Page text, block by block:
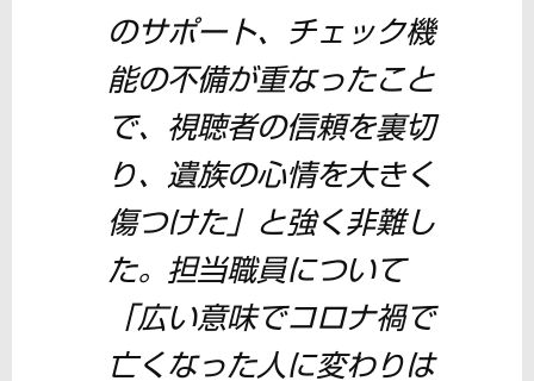
のサポート、チェック機
能の不備が重なったこと
で、視聴者の信頼を裏切
り、遺族の心情を大きく
傷つけた」と強く非難し
た。担当職員について
「広い意味でコロナ禍で
亡くなった人に変わりは